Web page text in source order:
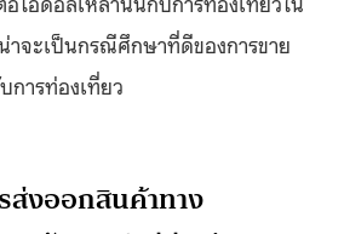
าจะเป็นกรณีศึกษาที่ดีของการขาย
ารท่องเที่ยว
งออกสินค้าทาง